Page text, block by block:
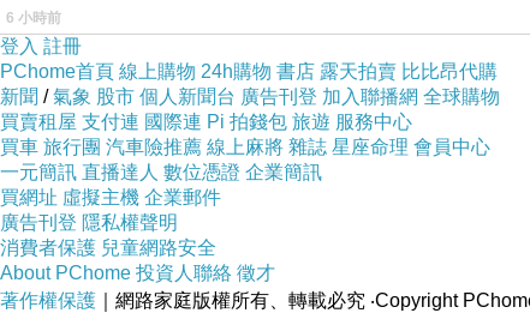
有別於昨天一早的雨天，今兒個一大早就是藍天白雲豔陽
不小心就三個月沒洗了--別嫌我髒，實在是上班族媽媽能好
一起床就先將衣服丟進洗衣機，順帶連哄帶騙把臭小孩最
6 小時前
登入 註冊
PChome首頁 線上購物 24h購物 書店 露天拍賣 比比昂代購
新聞 /氣象 股市 個人新聞台 廣告刊登 加入聯播網 全球購物
買賣租屋 支付連 國際連 Pi 拍錢包 旅遊 服務中心
買車 旅行團 汽車險推薦 線上麻將 雜誌 星座命理 會員中心
一元簡訊 直播達人 數位憑證 企業簡訊
買網址 虛擬主機 企業郵件
廣告刊登 隱私權聲明
消費者保護 兒童網路安全
About PChome 投資人聯絡 徵才
著作權保護 ｜網路家庭版權所有、轉載必究 ‧Copyright